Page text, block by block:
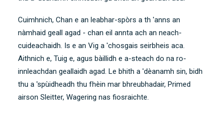
Cuimhnich, Chan e an leabhar-spòrs a th 'anns an
nàmhaid geall agad - chan eil annta ach an neach-
cuideachaidh. Is e an Vig a 'chosgais seirbheis aca.
Aithnich e, Tuig e, agus bàillidh e a-steach do na ro-
innleachdan geallaidh agad. Le bhith a 'dèanamh sin, bidh
thu a 'spùidheadh ​​thu fhèin mar bhreubhadair, Primed
airson Sleitter, Wagering nas fiosraichte.